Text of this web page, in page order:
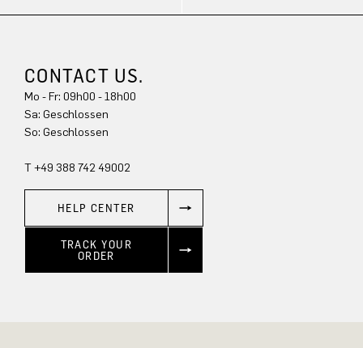
CONTACT US.
Mo - Fr: 09h00 - 18h00
Sa: Geschlossen
So: Geschlossen
T +49 388 742 49002
HELP CENTER
TRACK YOUR
ORDER